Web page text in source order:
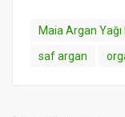
Maia Argan
saf argan